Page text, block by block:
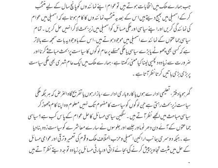
جب ہمارے ملک میں انتخابات ہوتے ہیں تو عوام اپنے نمائندوں کو پانچ سال کے لیے منتخب
کرکے اسمبلی میں بھیج دیتے ہیں اس کے بعد یہ منتخب نمائندوں کا کام ہوتا ہے کہ اسمبلی میں عوام
کی نمائند گی کریں اور اپنے سیاسی اور ملکی مسائل کو اسمبلی میں زیر بحث لاکر انہیں حل کریں۔ تمام
سیاسی جماعتوں کے نمائندے اسمبلی میں موجود ہوتے ہیں،اس کے باوجود یہ بات سمجھ سے بالا تر
ہے کہ کسی بھی چھوٹے یا بڑے سیاسی یا ملکی مسئلے پر عام لوگوں کا سیاست پر بحث مباحثے کرنااور
ضرورت سے زیادہ دلچسپی لینا کیا معنی رکھتا ہے ، ہمارے ملک میں ایک عام شہری بھی ملکی سیاست
پر بڑی بڑی باتیں کرتا نظر آتا ہے ۔
گھر ہو یا دفتر، تعلیمی ادارے ہوں یا کاروباری ادارے ، بازار ہوں یا تفریح گاہ الغرض کہ ہر جگہ ملکی
سیاست زیر بحث رہتی ہے جن لوگوں کو سیاست کا مفہوم تک نہیں معلوم وہ اپنا کام چھوڑ کر
سیاسی مباحث میں الجھے نظر آتے ہیں۔ سنگین سیاسی مسائل کا حل عوام کے پاس کب ہے ؟ سیاسی
جماعتوں کے آئے دن دھرنوںاور جلسے اور جلوسوں نے سارے معاشرے کو سیاست زدہ بنادیا
ہے ۔ جبکہ دوسری جانب ارا کین اسمبلی و حزب اختلاف ملک و قوم کی تعمیر و ترقی اور عوامی مسائل
کے حل میں مثبت تجاویز پیش کرنے کی بجائے ذاتی اور پارٹی مسائل پر زیادہ توجہ دیتے نظر آتے ہیں
۔